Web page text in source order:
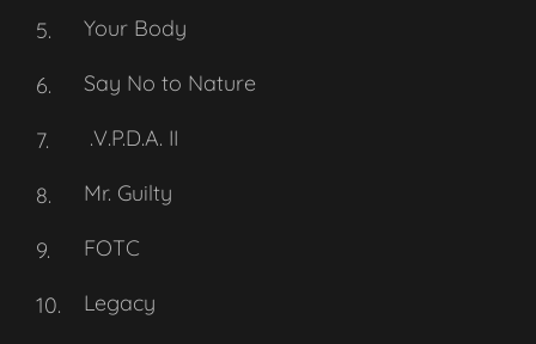
Your Body
Say No to Nature
.V.P.D.A. II
Mr. Guilty
FOTC
Legacy